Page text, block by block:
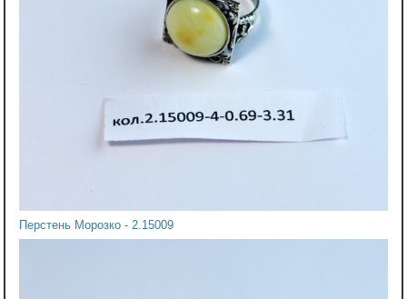
Перстень Морозко - 2.15009